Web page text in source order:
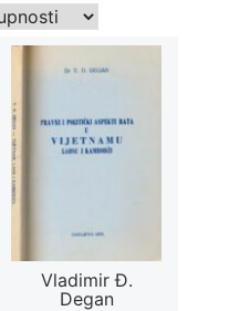
Vladimir Đ.
Degan